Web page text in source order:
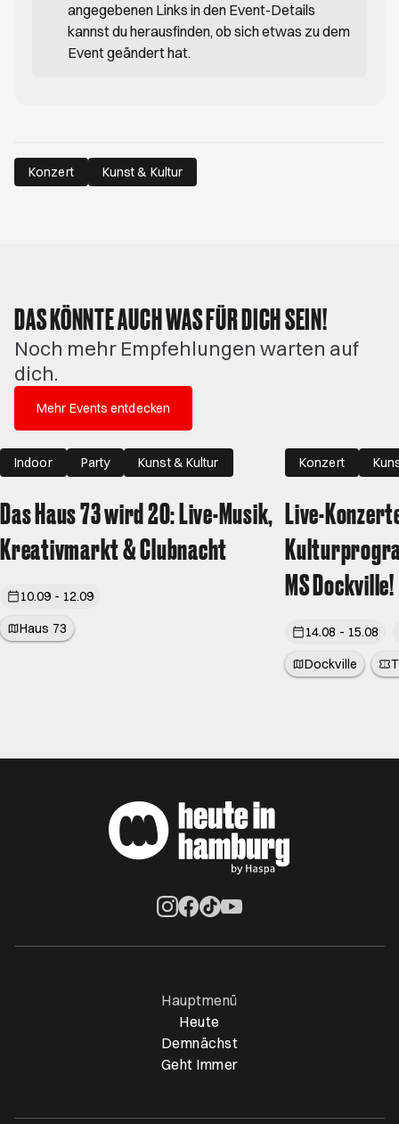
angegebenen Links in den Event-Details
kannst du herausfinden, ob sich etwas zu dem
Event geändert hat.
Konzert Kunst & Kultur
DAS KÖNNTE AUCH WAS FÜR DICH SEIN!
Noch mehr Empfehlungen warten auf
dich.
Mehr Events entdecken
Indoor Party Kunst & Kultur
Das Haus 73 wird 20: Live-Musik,
Kreativmarkt & Clubnacht
10.09 - 12.09
Haus 73
Konzert
Live-
MS Dockville!
14.08 - 15.08
Dockville
Hauptmenü
Heute
Demnächst
Geht Immer